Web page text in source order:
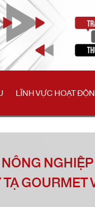
LĨNH VỰC HOẠT
TẠ GOURMET